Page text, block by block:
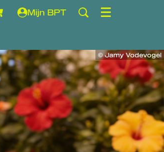
Mijn BPT Menu
© Jamy Vodevogel